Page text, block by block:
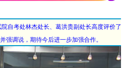
自考处林杰处长、葛洪贵副处长高度评价了
强调说，期待今后进一步加强合作。